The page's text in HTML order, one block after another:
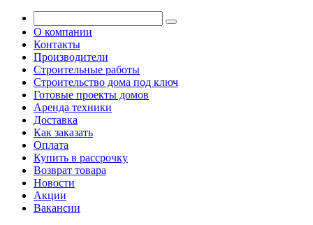
О компании
Контакты
Производители
Строительные работы
Строительство дома под ключ
Готовые проекты домов
Аренда техники
Доставка
Как заказать
Оплата
Купить в рассрочку
Возврат товара
Новости
Акции
Вакансии